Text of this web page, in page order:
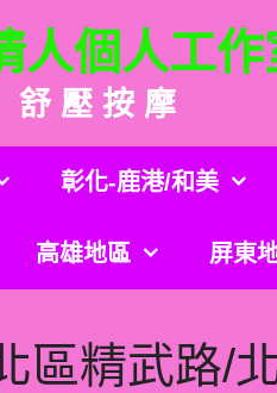
人個人工作
舒 壓 按 摩
彰化-鹿港/和美
高雄地區 屏東
區精武路/